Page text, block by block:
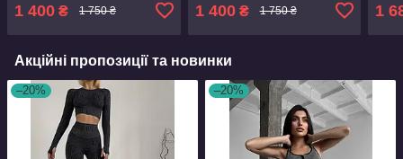
1 400 ₴ 1 750 ₴ 1 400₴ 1 750 ₴ 1
Акційні пропозиції та новинки
–20% –20%